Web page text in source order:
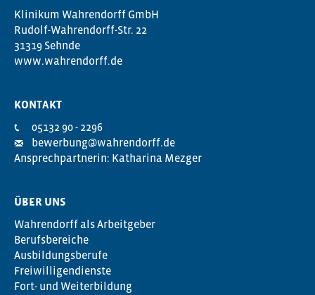
Klinikum Wahrendorff GmbH
Rudolf-Wahrendorff-Str. 22
31319 Sehnde
www.wahrendorff.de
KONTAKT
05132 90 - 2296
bewerbung@wahrendorff.de
Ansprechpartnerin: Katharina Mezger
ÜBER UNS
Wahrendorff als Arbeitgeber
Berufsbereiche
Ausbildungsberufe
Freiwilligendienste
Fort- und Weiterbildung